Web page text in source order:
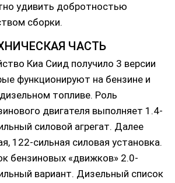
удивить добротностью
сборки.
ЧАСТЬ
Киа Сиид получило 3 версии
функционируют на бензине и
топливе. Роль
двигателя выполняет 1.4-
силовой агрегат. Далее
122-сильная силовая установка.
бензиновых «движков» 2.0-
вариант. Дизельный список